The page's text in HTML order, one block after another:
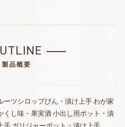
製品概要
ーツシロップびん・漬け上手 わが家
くし味・果実酒 小出し用ポット・漬